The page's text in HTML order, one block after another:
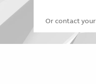
Or contact your